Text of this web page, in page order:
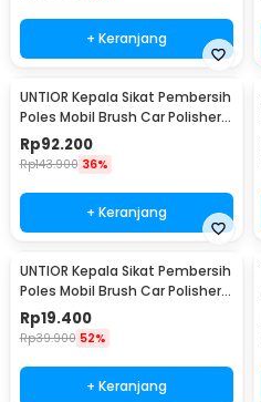
+ Keranjang
UNTIOR Kepala Sikat Pembersih
Poles Mobil Brush Car Polisher
Kit 22PCS - CB22
Rp92.200
Rp143.900 36%
+ Keranjang
UNTIOR Kepala Sikat Pembersih
Poles Mobil Brush Car Polisher
Kit 3 PCS - DB003
Rp19.400
Rp39.900 52%
+ Keranjang